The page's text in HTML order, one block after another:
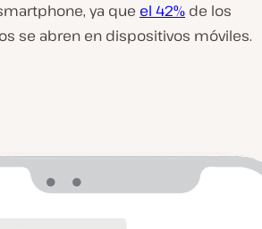
ya que el 42% de los
se abren en dispositivos móviles.